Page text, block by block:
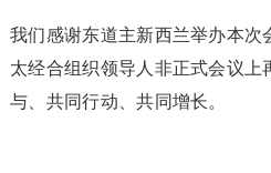
我们感谢东道主新西兰举办本次
太经合组织领导人非正式会议上
与、共同行动、共同增长。